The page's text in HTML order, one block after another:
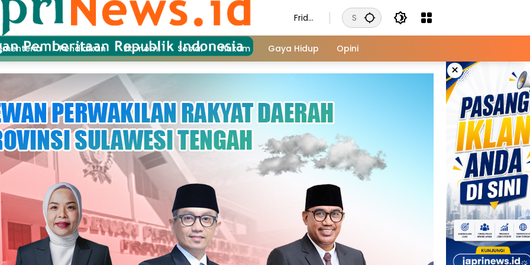
Frida
Augu
st 7,
Pendidikan Ekonomi Sosial Hukum Gaya Hidup Opini
×